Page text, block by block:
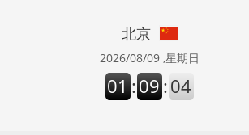
北京
2026/08/09 ,星期日
01:09:04